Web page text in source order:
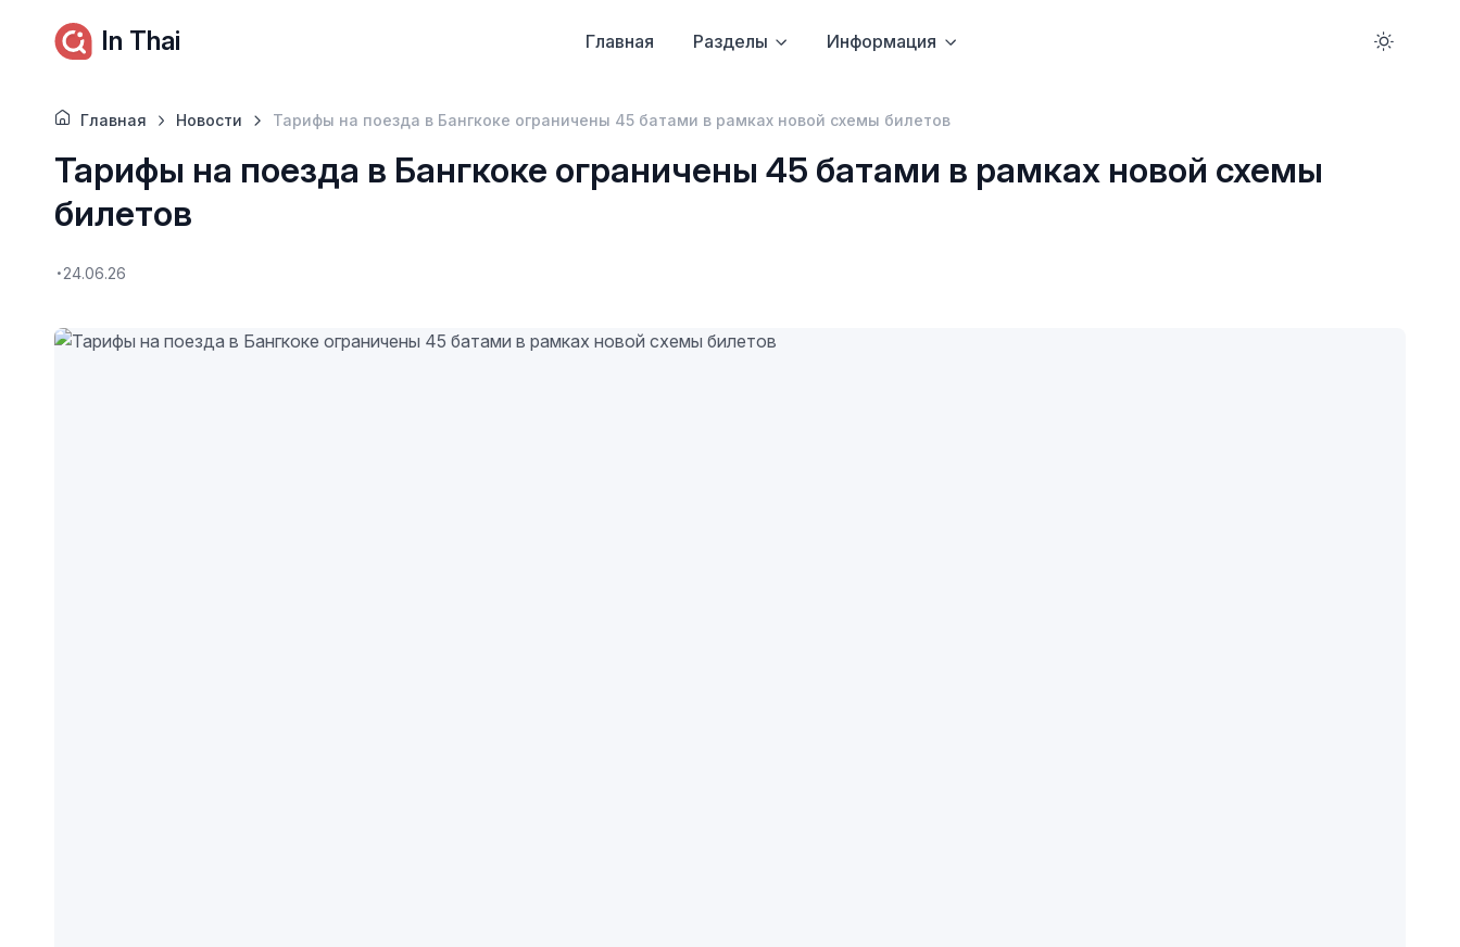
In Thai Главная Разделы Информация
Главная Новости Тарифы на поезда в Бангкоке ограничены 45 батами в рамках новой схемы билетов
Тарифы на поезда в Бангкоке ограничены 45 батами в рамках новой схемы
билетов
24.06.26